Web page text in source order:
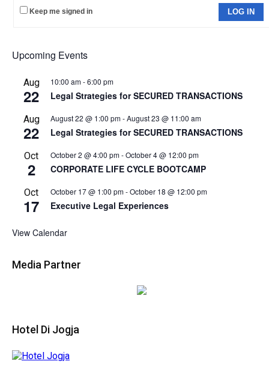
Keep me signed in LOG IN
Upcoming Events
Aug
22
10:00 am-6:00 pm
Legal Strategies for SECURED TRANSACTIONS
Aug
22
August 22 @ 1:00 pm-August 23 @ 11:00 am
Legal Strategies for SECURED TRANSACTIONS
Oct
2
October 2 @ 4:00 pm-October 4 @ 12:00 pm
CORPORATE LIFE CYCLE BOOTCAMP
Oct
17
October 17 @ 1:00 pm-October 18 @ 12:00 pm
Executive Legal Experiences
View Calendar
Media Partner
Hotel Di Jogja